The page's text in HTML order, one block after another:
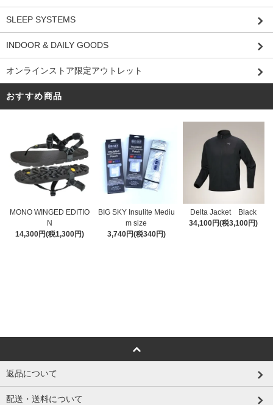
SLEEP SYSTEMS
INDOOR & DAILY GOODS
オンラインストア限定アウトレット
おすすめ商品
MONO WINGED EDITIO
N
14,300円(税1,300円)
BIG SKY Insulite Mediu
m size
3,740円(税340円)
Delta Jacket Black
34,100円(税3,100円)
返品について
配送・送料について